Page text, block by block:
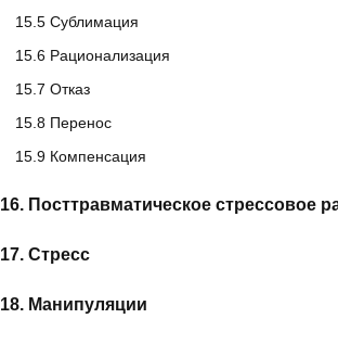
15.5 Сублимация
15.6 Рационализация
15.7 Отказ
15.8 Перенос
15.9 Компенсация
16. Посттравматическое стрессовое
17. Стресс
18. Манипуляции